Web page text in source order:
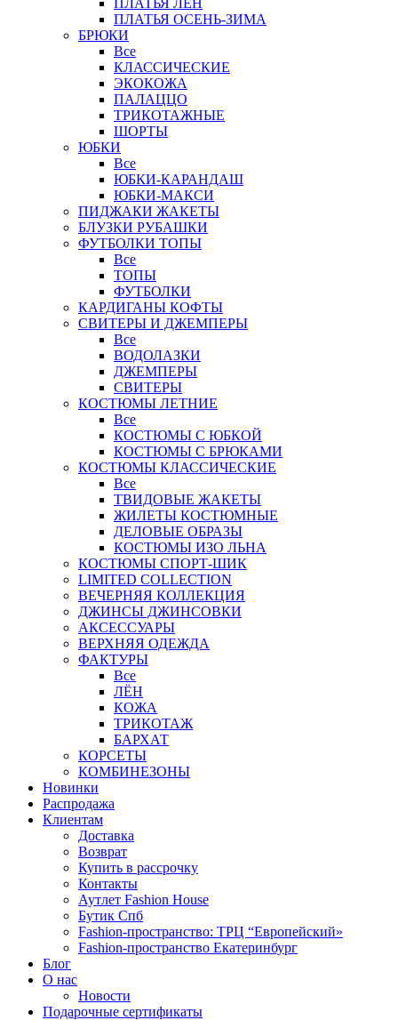
ПЛАТЬЯ ЛЁН
ПЛАТЬЯ ОСЕНЬ-ЗИМА
БРЮКИ
Все
КЛАССИЧЕСКИЕ
ЭКОКОЖА
ПАЛАЦЦО
ТРИКОТАЖНЫЕ
ШОРТЫ
ЮБКИ
Все
ЮБКИ-КАРАНДАШ
ЮБКИ-МАКСИ
ПИДЖАКИ ЖАКЕТЫ
БЛУЗКИ РУБАШКИ
ФУТБОЛКИ ТОПЫ
Все
ТОПЫ
ФУТБОЛКИ
КАРДИГАНЫ КОФТЫ
СВИТЕРЫ И ДЖЕМПЕРЫ
Все
ВОДОЛАЗКИ
ДЖЕМПЕРЫ
СВИТЕРЫ
КОСТЮМЫ ЛЕТНИЕ
Все
КОСТЮМЫ С ЮБКОЙ
КОСТЮМЫ С БРЮКАМИ
КОСТЮМЫ КЛАССИЧЕСКИЕ
Все
ТВИДОВЫЕ ЖАКЕТЫ
ЖИЛЕТЫ КОСТЮМНЫЕ
ДЕЛОВЫЕ ОБРАЗЫ
КОСТЮМЫ ИЗО ЛЬНА
КОСТЮМЫ СПОРТ-ШИК
LIMITED COLLECTION
ВЕЧЕРНЯЯ КОЛЛЕКЦИЯ
ДЖИНСЫ ДЖИНСОВКИ
АКСЕССУАРЫ
ВЕРХНЯЯ ОДЕЖДА
ФАКТУРЫ
Все
ЛЁН
КОЖА
ТРИКОТАЖ
БАРХАТ
КОРСЕТЫ
КОМБИНЕЗОНЫ
Новинки
Распродажа
Клиентам
Доставка
Возврат
Купить в рассрочку
Контакты
Аутлет Fashion House
Бутик Спб
Fashion-пространство: ТРЦ “Европейский»
Fashion-пространство Екатеринбург
Блог
О нас
Новости
Подарочные сертификаты